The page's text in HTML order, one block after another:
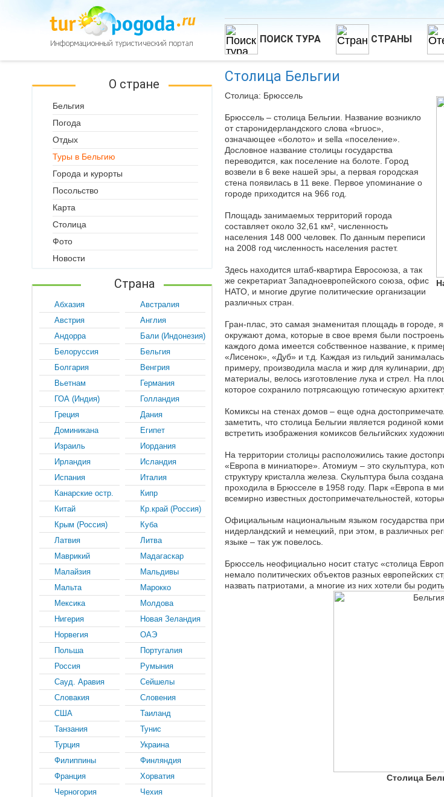
ПОИСК ТУРА СТРАНЫ
Столица Бельгии
Столица: Брюссель
Брюссель – столица Бельгии. Название возникло
от старонидерландского слова «bruoc»,
означающее «болото» и sella «поселение».
Дословное название столицы государства
переводится, как поселение на болоте. Город
возвели в 6 веке нашей эры, а первая городская
стена появилась в 11 веке. Первое упоминание о
городе приходится на 966 год.
Площадь занимаемых территорий города
составляет около 32,61 км², численность
населения 148 000 человек. По данным переписи
на 2008 год численность населения растет.
Здесь находится штаб-квартира Евросоюза, а так
же секретариат Западноевропейского союза, офис
НАТО, и многие другие политические организации
различных стран.
Гран-плас, это самая знаменитая площадь в
окружают дома, которые в свое время были
каждого дома имеется собственное название, к
«Лисенок», «Дуб» и т.д. Каждая из гильдий
примеру, производила масла и жир для кулинарии,
материалы, велось изготовление лука и стрел. На
которое сохранило потрясающую готическую
Комиксы на стенах домов – еще одна
заметить, что столица Бельгии является родиной
встретить изображения комиксов бельгийских
На территории столицы расположились такие
«Европа в миниатюре». Атомиум – это скульптура,
структуру кристалла железа. Скульптура была
проходила в Брюсселе в 1958 году. Парк «Европа в
всемирно известных достопримечательностей,
Официальным национальным языком государства
нидерландский и немецкий, при этом, в различных
языке – так уж повелось.
Брюссель неофициально носит статус «столица
немало политических объектов разных европейских
назвать патриотами, а многие из них хотели бы
Столица
О стране
Бельгия
Погода
Отдых
Туры в Бельгию
Города и курорты
Посольство
Карта
Столица
Фото
Новости
Страна
Абхазия
Австралия
Австрия
Англия
Андорра
Бали (Индонезия)
Белоруссия
Бельгия
Болгария
Венгрия
Вьетнам
Германия
ГОА (Индия)
Голландия
Греция
Дания
Доминикана
Египет
Израиль
Иордания
Ирландия
Исландия
Испания
Италия
Канарские остр.
Кипр
Китай
Кр.край (Россия)
Крым (Россия)
Куба
Латвия
Литва
Маврикий
Мадагаскар
Малайзия
Мальдивы
Мальта
Марокко
Мексика
Молдова
Нигерия
Новая Зеландия
Норвегия
ОАЭ
Польша
Португалия
Россия
Румыния
Сауд. Аравия
Сейшелы
Словакия
Словения
США
Таиланд
Танзания
Тунис
Турция
Украина
Филиппины
Финляндия
Франция
Хорватия
Черногория
Чехия